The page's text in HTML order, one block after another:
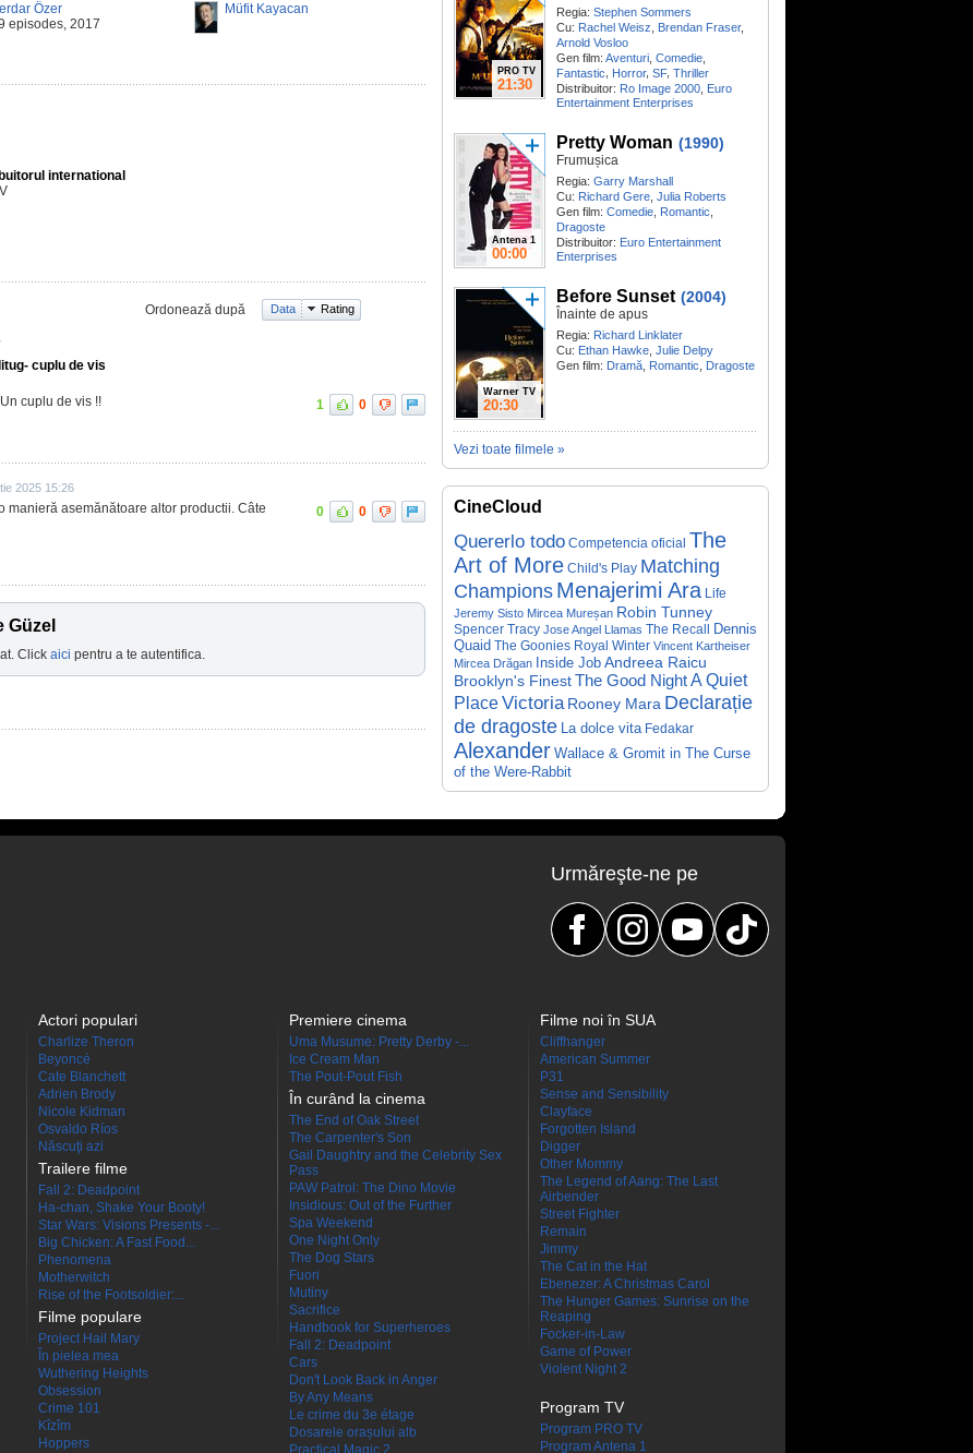
Özer
episodes, 2017
Müfit Kayacan
international
Ordonează după Data Rating
cuplu de vis
cuplu de vis !! 1 0
2025 15:26
manieră asemănătoare altor productii. Câte
0 0
Güzel
Click aici pentru a te autentifica.
PRO TV
21:30
Regia: Stephen Sommers
Cu: Rachel Weisz Brendan Fraser,
Arnold Vosloo
Gen film: Aventuri Comedie
Fantastic, Horror, SF, Thriller
Distribuitor: Ro Image 2000 Euro
Entertainment Enterprises
Antena 1
00:00
Pretty Woman (1990)
Frumușica
Regia: Garry Marshall
Cu: Richard Gere Julia Roberts
Gen film: Comedie Romantic
Dragoste
Distribuitor: Euro Entertainment
Enterprises
Warner TV
20:30
Before Sunset (2004)
Înainte de apus
Regia: Richard Linklater
Cu: Ethan Hawke Julie Delpy
Gen film: Dramă Romantic Dragoste
Vezi toate filmele »
CineCloud
Quererlo todo Competencia oficial The
Art of More Child's Play Matching
ChampionsMenajerimi Ara Life
Jeremy Sisto Mircea Mureșan Robin Tunney
Spencer Tracy Jose Angel Llamas The Recall
Dennis
Quaid The Goonies Royal Winter Vincent Kartheiser
Mircea Drăgan Inside Job Andreea Raicu
Brooklyn's FinestThe Good NightA Quiet
PlaceVictoria Rooney Mara Declarație
de dragoste La dolce vita Fedakar
Alexander Wallace & Gromit in The Curse
of the Were-Rabbit
Urmăreşte-ne pe
Actori populari
Charlize Theron
Beyoncé
Cate Blanchett
Adrien Brody
Nicole Kidman
Osvaldo Ríos
Născuţi azi
Trailere filme
Fall 2: Deadpoint
Ha-chan, Shake Your Booty!
Star Wars: Visions Presents -...
Big Chicken: A Fast Food...
Phenomena
Motherwitch
Rise of the Footsoldier:...
Filme populare
Project Hail Mary
În pielea mea
Wuthering Heights
Obsession
Crime 101
Kîzîm
Hoppers
Premiere cinema
Uma Musume: Pretty Derby -...
Ice Cream Man
The Pout-Pout Fish
În curând la cinema
The End of Oak Street
The Carpenter's Son
Gail Daughtry and the Celebrity Sex
Pass
PAW Patrol: The Dino Movie
Insidious: Out of the Further
Spa Weekend
One Night Only
The Dog Stars
Fuori
Mutiny
Sacrifice
Handbook for Superheroes
Fall 2: Deadpoint
Cars
Don't Look Back in Anger
By Any Means
Le crime du 3e étage
Dosarele orașului alb
Practical Magic 2
Filme noi în SUA
Cliffhanger
American Summer
P31
Sense and Sensibility
Clayface
Forgotten Island
Digger
Other Mommy
The Legend of Aang: The Last
Airbender
Street Fighter
Remain
Jimmy
The Cat in the Hat
Ebenezer: A Christmas Carol
The Hunger Games: Sunrise on the
Reaping
Focker-in-Law
Game of Power
Violent Night 2
Program TV
Program PRO TV
Program Antena 1